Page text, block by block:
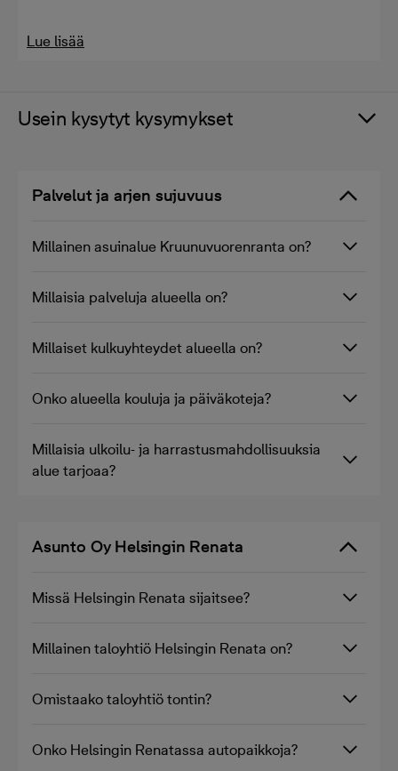
Lue lisää
Usein kysytyt kysymykset
Palvelut ja arjen sujuvuus
Millainen asuinalue Kruunuvuorenranta on?
Millaisia palveluja alueella on?
Millaiset kulkuyhteydet alueella on?
Onko alueella kouluja ja päiväkoteja?
Millaisia ulkoilu- ja harrastusmahdollisuuksia
alue tarjoaa?
Asunto Oy Helsingin Renata
Missä Helsingin Renata sijaitsee?
Millainen taloyhtiö Helsingin Renata on?
Omistaako taloyhtiö tontin?
Onko Helsingin Renatassa autopaikkoja?